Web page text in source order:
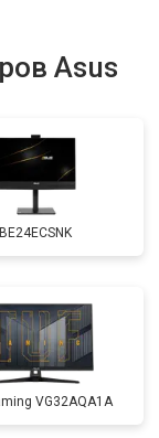
Asus
BE24ECSNK
VG32AQA1A